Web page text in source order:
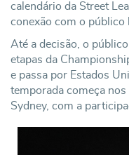
calendário da Street
conexão com o público
Até a decisão, o
etapas da
e passa por Estados
temporada começa
Sydney, com a